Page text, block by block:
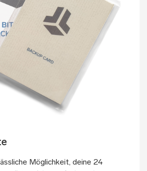
Möglichkeit, deine 24